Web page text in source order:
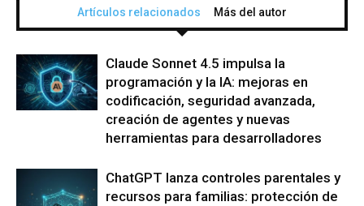
Artículos relacionados Más del autor
Claude Sonnet 4.5 impulsa la
programación y la IA: mejoras en
codificación, seguridad avanzada,
creación de agentes y nuevas
herramientas para desarrolladores
ChatGPT lanza controles parentales y
recursos para familias: protección de